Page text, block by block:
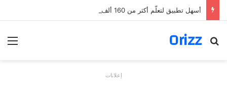
أسهل تطبيق لتعلّم أكثر من 160 ألف فعل بالألمانية
Orizz
بحث عن
إعلانات